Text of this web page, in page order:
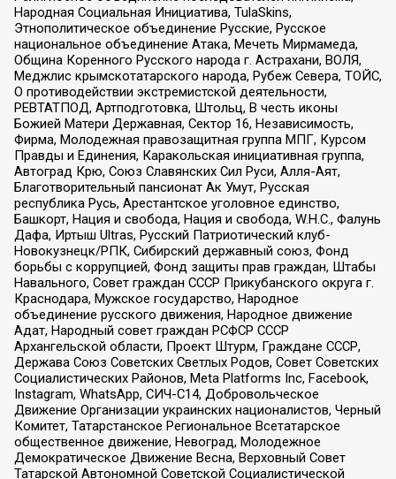
Народная Социальная Инициатива, TulaSkins,
Этнополитическое объединение Русские, Русское
национальное объединение Атака, Мечеть Мирмамеда,
Община Коренного Русского народа г. Астрахани, ВОЛЯ,
Меджлис крымскотатарского народа, Рубеж Севера, ТОЙС,
О противодействии экстремистской деятельности,
РЕВТАТПОД, Артподготовка, Штольц, В честь иконы
Божией Матери Державная, Сектор 16, Независимость,
Фирма, Молодежная правозащитная группа МПГ, Курсом
Правды и Единения, Каракольская инициативная группа,
Автоград Крю, Союз Славянских Сил Руси, Алля-Аят,
Благотворительный пансионат Ак Умут, Русская
республика Русь, Арестантское уголовное единство,
Башкорт, Нация и свобода, Нация и свобода, W.H.С., Фалунь
Дафа, Иртыш Ultras, Русский Патриотический клуб-
Новокузнецк/РПК, Сибирский державный союз, Фонд
борьбы с коррупцией, Фонд защиты прав граждан, Штабы
Навального, Совет граждан СССР Прикубанского округа г.
Краснодара, Мужское государство, Народное
объединение русского движения, Народное движение
Адат, Народный совет граждан РСФСР СССР
Архангельской области, Проект Штурм, Граждане СССР,
Держава Союз Советских Светлых Родов, Совет Советских
Социалистических Районов, Meta Platforms Inc, Facebook,
Instagram, WhatsApp, СИЧ-С14, Добровольческое
Движение Организации украинских националистов, Черный
Комитет, Татарстанское Региональное Всетатарское
общественное движение, Невоград, Молодежное
Демократическое Движение Весна, Верховный Совет
Татарской Автономной Советской Социалистической